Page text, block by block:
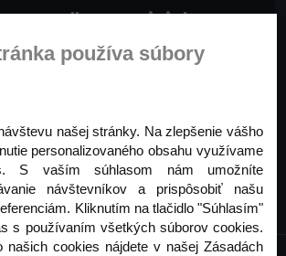
na odber noviniek
to vie. Zaregistrujte sa na odber
používa súbory
našej stránky. Na zlepšenie vášho
personalizovaného obsahu využívame
S vaším súhlasom nám umožníte
návštevníkov a prispôsobiť našu
Kliknutím na tlačidlo "Súhlasím"
s používaním všetkých súborov cookies.
našich cookies nájdete v našej Zásadách